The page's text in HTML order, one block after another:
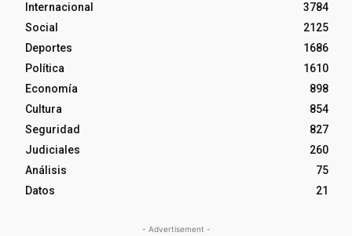
Internacional
3784
Social
2125
Deportes
1686
Política
1610
Economía
898
Cultura
854
Seguridad
827
Judiciales
260
Análisis
75
Datos
21
- Advertisement -